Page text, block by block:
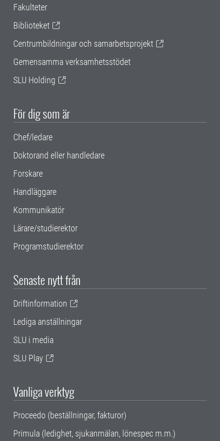
Fakulteter
Biblioteket
Centrumbildningar och samarbetsprojekt
Gemensamma verksamhetsstödet
SLU Holding
För dig som är
Chef/ledare
Doktorand eller handledare
Forskare
Handläggare
Kommunikatör
Lärare/studierektor
Programstudierektor
Senaste nytt från
Driftinformation
Lediga anställningar
SLU i media
SLU Play
Vanliga verktyg
Proceedo (beställningar, fakturor)
Primula (ledighet, sjukanmälan, lönespec m.m.)